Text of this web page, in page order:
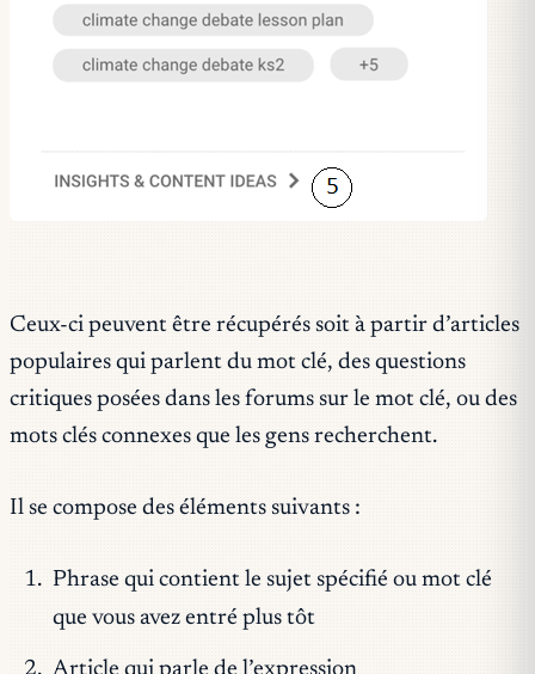
Ceux-ci peuvent être récupérés soit à partir d’articles
populaires qui parlent du mot clé, des questions
critiques posées dans les forums sur le mot clé, ou des
mots clés connexes que les gens recherchent.
Il se compose des éléments suivants :
Phrase qui contient le sujet spécifié ou mot clé
que vous avez entré plus tôt